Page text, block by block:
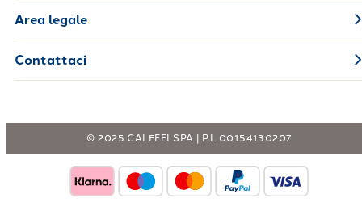
Area legale
Contattaci
© 2025 CALEFFI SPA | P.I. 00154130207